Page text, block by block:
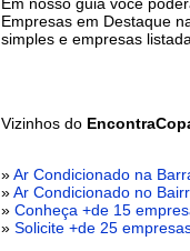
Empresas em Destaque
simples e empresas
Vizinhos do
»Ar Condicionado na
»Ar Condicionado no
» Conheça +de 15
» Solicite +de 25